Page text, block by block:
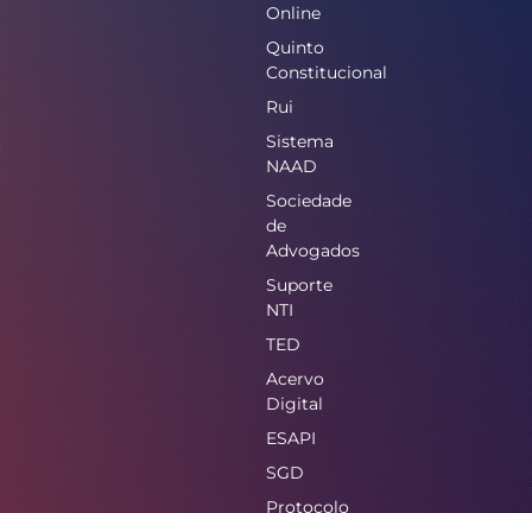
Online
Quinto
Constitucional
Rui
Sistema
NAAD
Sociedade
de
Advogados
Suporte
NTI
TED
Acervo
Digital
ESAPI
SGD
Protocolo